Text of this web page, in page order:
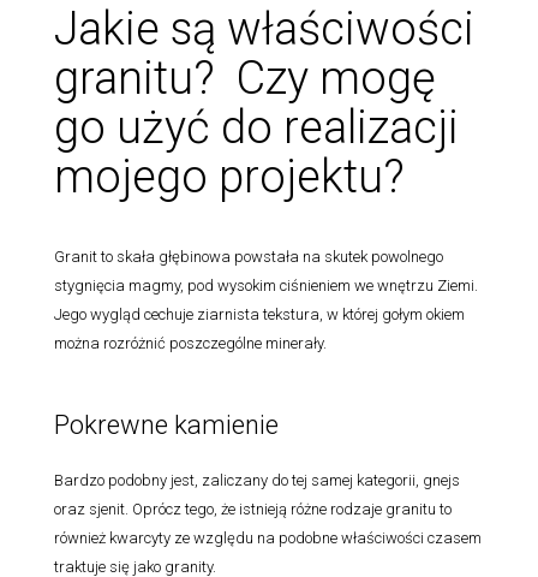
Jakie są właściwości
granitu? Czy mogę
go użyć do realizacji
mojego projektu?
Granit to skała głębinowa powstała na skutek powolnego
stygnięcia magmy, pod wysokim ciśnieniem we wnętrzu Ziemi.
Jego wygląd cechuje ziarnista tekstura, w której gołym okiem
można rozróżnić poszczególne minerały.
Pokrewne kamienie
Bardzo podobny jest, zaliczany do tej samej kategorii, gnejs
oraz sjenit. Oprócz tego, że istnieją różne rodzaje granitu to
również kwarcyty ze względu na podobne właściwości czasem
traktuje się jako granity.